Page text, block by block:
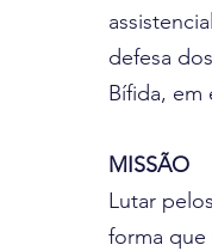
defesa
Bífida, em
MISSÃO
Lutar
forma que